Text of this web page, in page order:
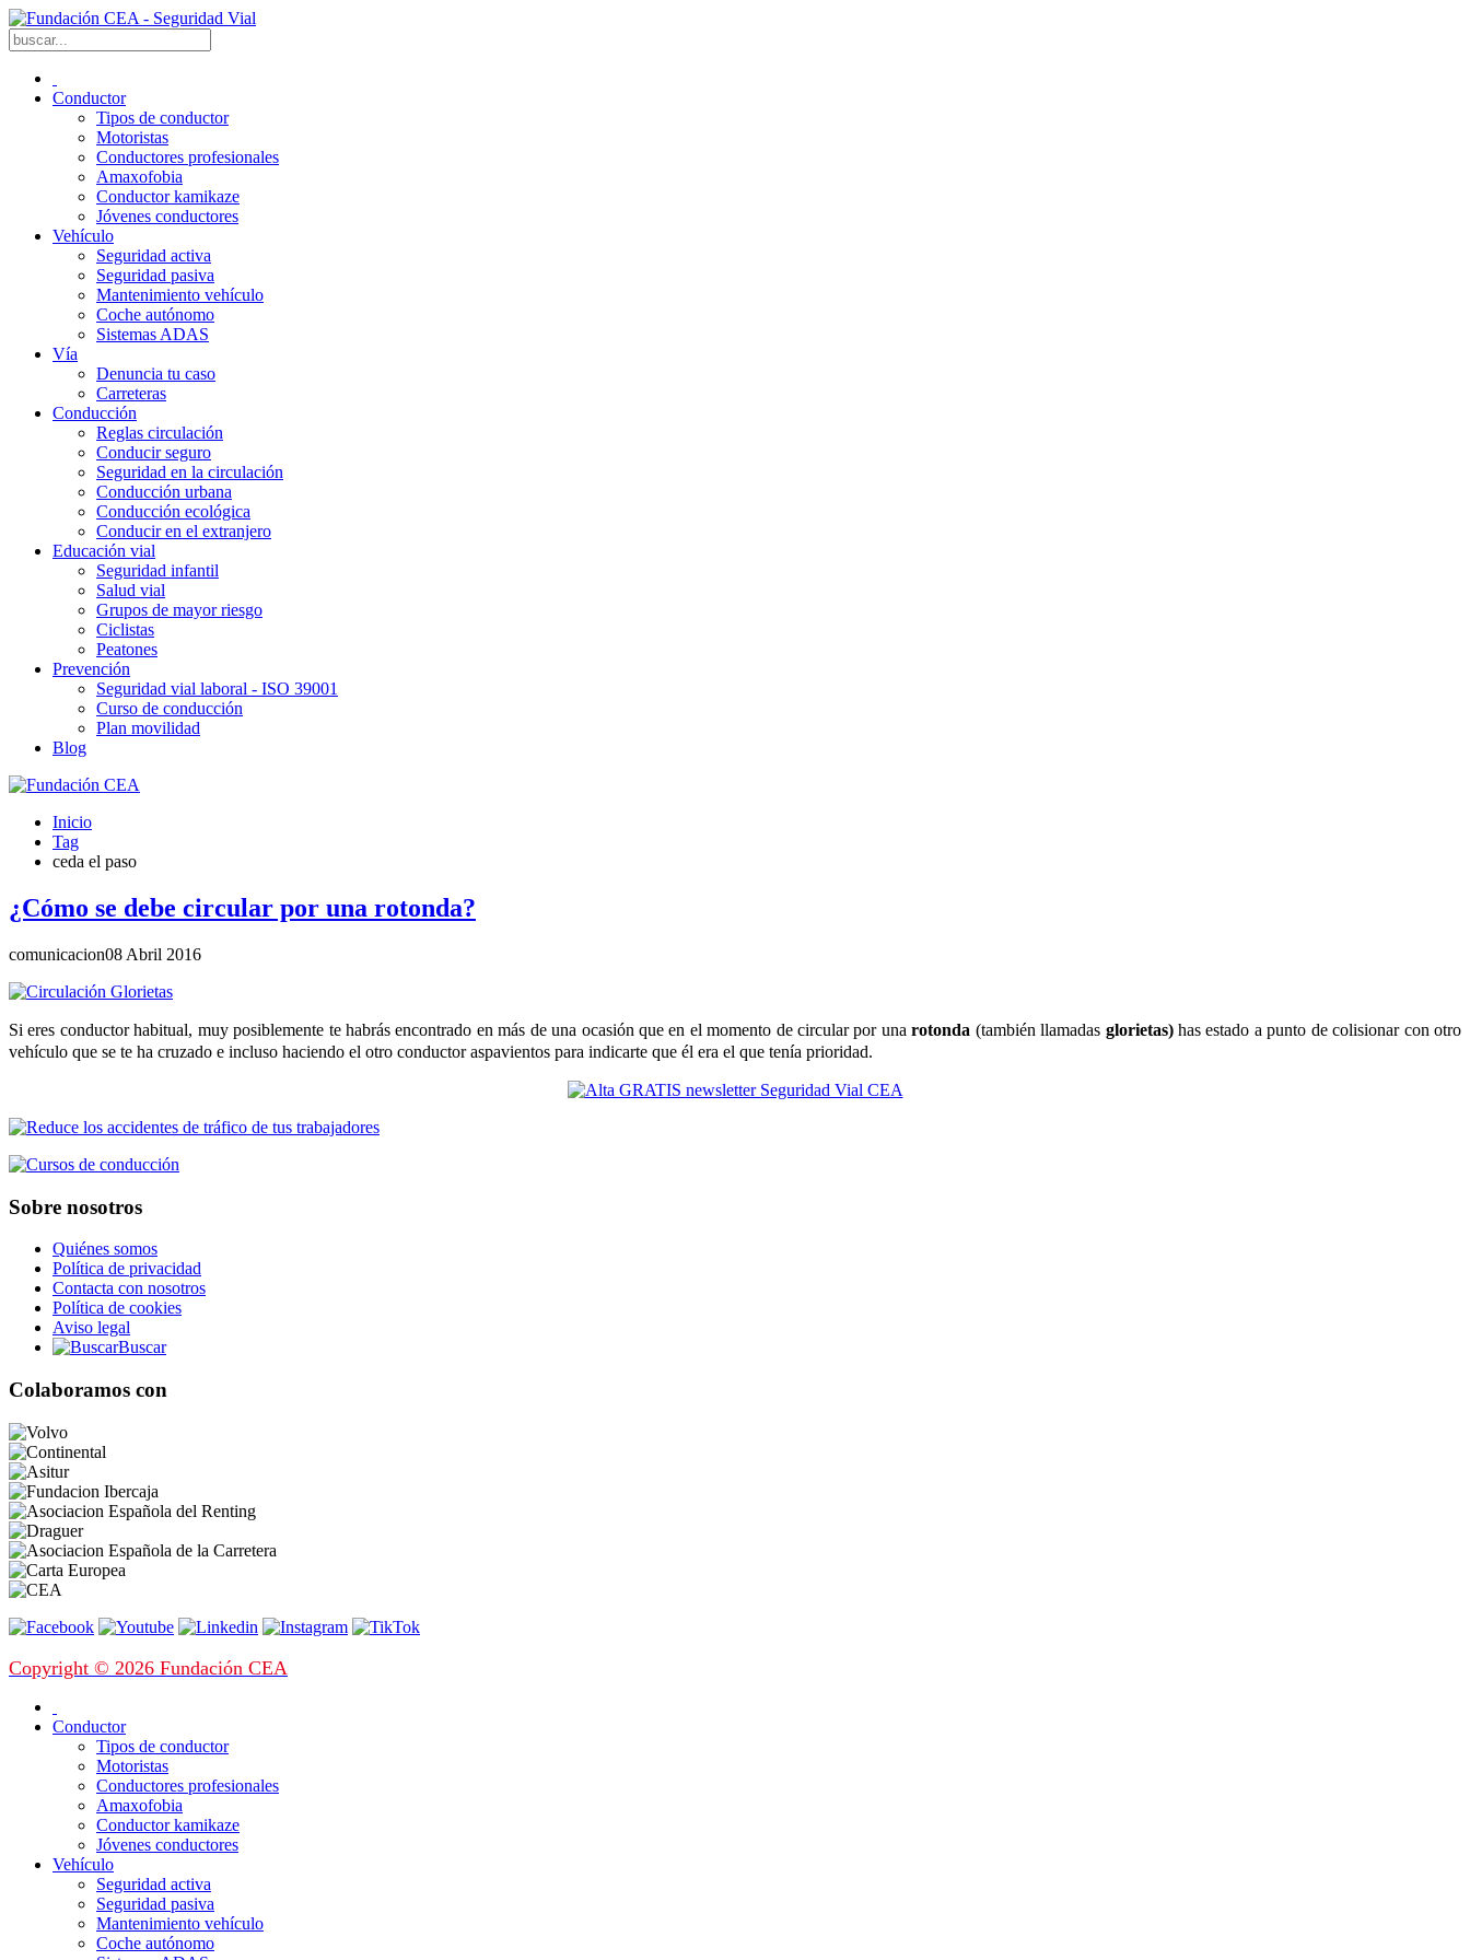
Conductor
Tipos de conductor
Motoristas
Conductores profesionales
Amaxofobia
Conductor kamikaze
Jóvenes conductores
Vehículo
Seguridad activa
Seguridad pasiva
Mantenimiento vehículo
Coche autónomo
Sistemas ADAS
Vía
Denuncia tu caso
Carreteras
Conducción
Reglas circulación
Conducir seguro
Seguridad en la circulación
Conducción urbana
Conducción ecológica
Conducir en el extranjero
Educación vial
Seguridad infantil
Salud vial
Grupos de mayor riesgo
Ciclistas
Peatones
Prevención
Seguridad vial laboral - ISO 39001
Curso de conducción
Plan movilidad
Blog
Inicio
Tag
ceda el paso
¿Cómo se debe circular por una rotonda?
comunicacion08 Abril 2016
Si eres conductor habitual, muy posiblemente te habrás encontrado en más de una ocasión que en el momento de circular por unarotonda (también llamadas glorietas)has estado a punto de colisionar con otro
vehículo que se te ha cruzado e incluso haciendo el otro conductor aspavientos para indicarte que él era el que tenía prioridad.
Sobre nosotros
Quiénes somos
Política de privacidad
Contacta con nosotros
Política de cookies
Aviso legal
Buscar
Colaboramos con
Copyright © 2026 Fundación CEA
Conductor
Tipos de conductor
Motoristas
Conductores profesionales
Amaxofobia
Conductor kamikaze
Jóvenes conductores
Vehículo
Seguridad activa
Seguridad pasiva
Mantenimiento vehículo
Coche autónomo